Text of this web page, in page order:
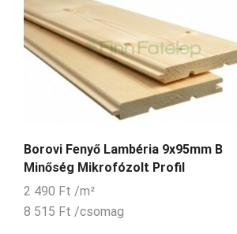
Borovi Fenyő Lambéria 9x95mm B
Minőség Mikrofózolt Profil
2 490 Ft /m²
8 515 Ft /csomag